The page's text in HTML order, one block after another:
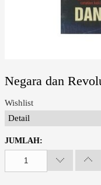
Negara dan
Wishlist
Detail
JUMLAH: